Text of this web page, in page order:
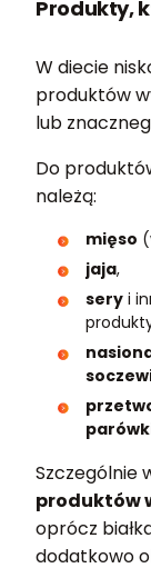
Produkty,
W diecie
produktów
lub
Do
należą:
mięso
jaja,
sery i
Szczególnie
produktów
oprócz
dodatkowo